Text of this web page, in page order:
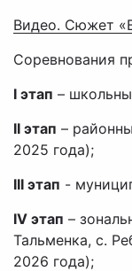
Видео. Сюжет
Соревнования
I этап –
II этап –
2025 года);
III этап -
IV этап –
Тальменка, с.
2026 года);